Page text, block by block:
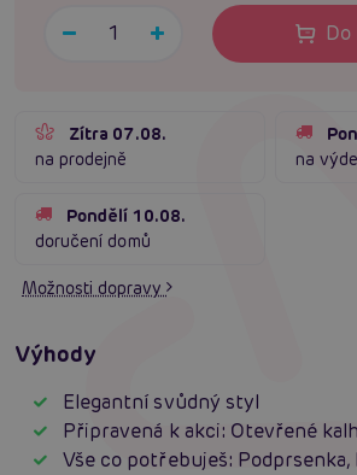
Zítra 07.08.
na prodejně
na
Pondělí 10.08.
doručení domů
Možnosti dopravy
Výhody
Elegantní svůdný styl
Připravená k akci: Otevřené
Vše co potřebuješ: Podprsenka,